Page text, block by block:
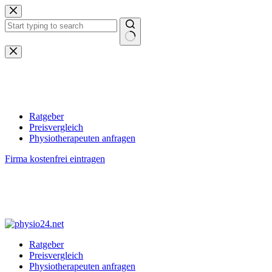
Zum
Inhalt
springen
Keine
Ergebnisse
Ratgeber
Preisvergleich
Physiotherapeuten anfragen
Firma kostenfrei eintragen
Ratgeber
Preisvergleich
Physiotherapeuten anfragen